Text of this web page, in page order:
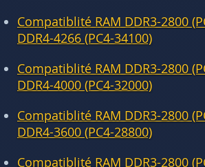
Compatiblité RAM DDR3-2800
DDR4-4266 (PC4-34100)
Compatiblité RAM DDR3-2800
DDR4-4000 (PC4-32000)
Compatiblité RAM DDR3-2800
DDR4-3600 (PC4-28800)
Compatiblité RAM DDR3-2800